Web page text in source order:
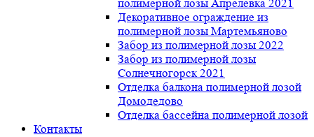
полимерной лозы Апрелевка 2021
Декоративное ограждение из
полимерной лозы Мартемьяново
Забор из полимерной лозы 2022
Забор из полимерной лозы
Солнечногорск 2021
Отделка балкона полимерной лозой
Домодедово
Отделка бассейна полимерной лозой
Контакты